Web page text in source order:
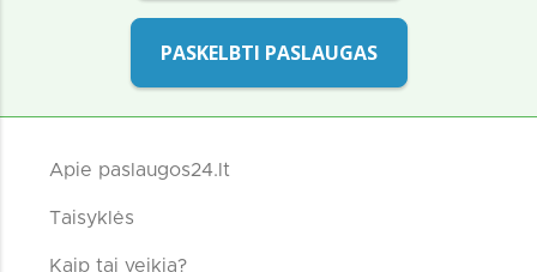
PASKELBTI PASLAUGAS
Apie paslaugos24.lt
Taisyklės
Kaip tai veikia?